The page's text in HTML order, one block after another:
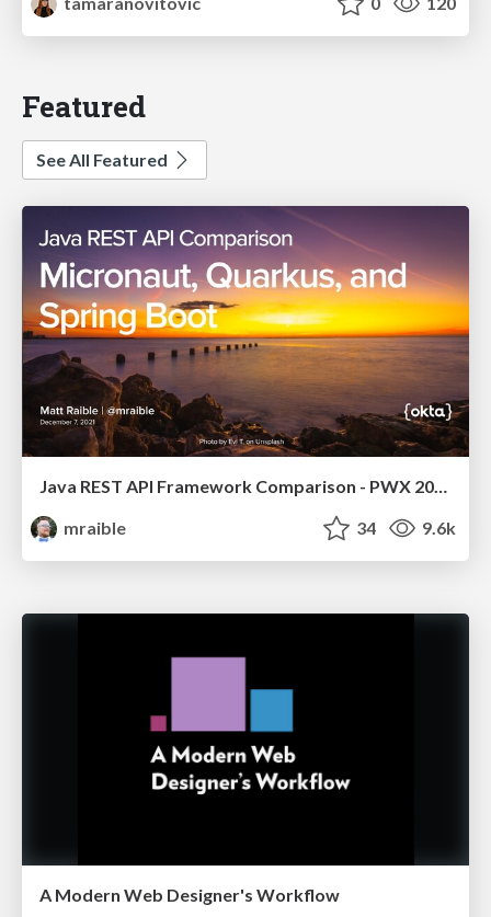
Featured
See All Featured
Java REST API Framework Comparison - PWX 2021
mraible
34 9.6k
A Modern Web Designer's Workflow